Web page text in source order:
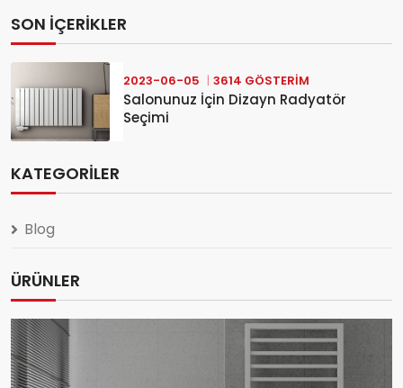
SON İÇERIKLER
2023-06-05 3614 GÖSTERIM
Salonunuz İçin Dizayn Radyatör
Seçimi
KATEGORILER
Blog
ÜRÜNLER